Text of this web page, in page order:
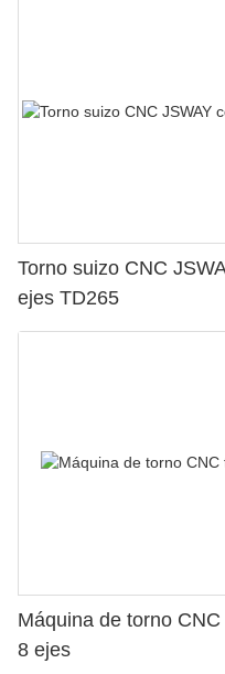
Torno suizo CNC
ejes TD265
Máquina de torno
8 ejes